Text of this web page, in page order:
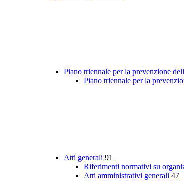
Piano triennale per la prevenzione
Piano triennale per la
Atti generali 91
Riferimenti normativi su
Atti amministrativi generali 47